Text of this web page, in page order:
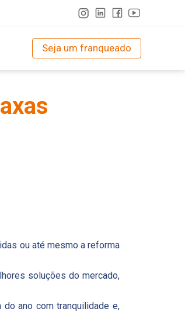
Seja um franqueado
ou até mesmo a reforma
soluções do mercado,
ano com tranquilidade e,